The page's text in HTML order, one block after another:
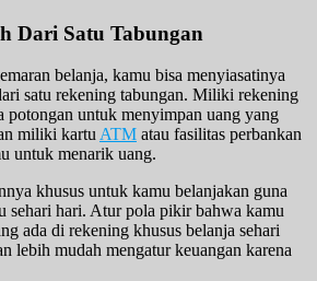
Satu Tabungan
belanja, kamu bisa menyiasatinya
satu rekening tabungan. Miliki rekening
potongan untuk menyimpan uang yang
miliki kartu ATM atau fasilitas perbankan
untuk menarik uang.
khusus untuk kamu belanjakan guna
sehari hari. Atur pola pikir bahwa kamu
ada di rekening khusus belanja sehari
lebih mudah mengatur keuangan karena